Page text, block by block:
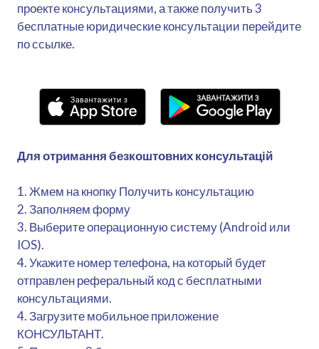
проекте консультациями, а также получить 3
бесплатные юридические консультации перейдите
по ссылке.
Для отримання безкоштовних консультацій
1. Жмем на кнопку Получить консультацию
2. Заполняем форму
3. Выберите операционную систему (Android или
IOS).
4. Укажите номер телефона, на который будет
отправлен реферальный код с бесплатными
консультациями.
4. Загрузите мобильное приложение
КОНСУЛЬТАНТ.